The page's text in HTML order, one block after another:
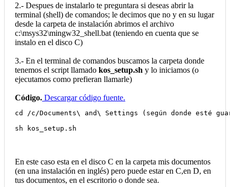
2.- Despues de instalarlo te preguntara si deseas abrir la
terminal (shell) de comandos; le decimos que no y en su lugar
desde la carpeta de instalación abrimos el archivo
c:\msys32\mingw32_shell.bat (teniendo en cuenta que se
instalo en el disco C)
3.- En el terminal de comandos buscamos la carpeta donde
tenemos el script llamado kos_setup.sh y lo iniciamos (o
ejecutamos como prefieran llamarle)
Código. Descargar código fuente.
cd /c/Documents\ and\ Settings (según donde esté
sh kos_setup.sh
En este caso esta en el disco C en la carpeta mis documentos
(en una instalación en inglés) pero puede estar en C,en D, en
tus documentos, en el escritorio o donde sea.